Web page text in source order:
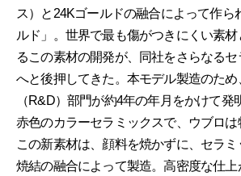
ス）と24Kゴールドの融合によって作ら
ルド」。世界で最も傷がつきにくい素
るこの素材の開発が、同社をさらなる
へと後押してきた。本モデル製造のた
（R&D）部門が約4年の年月をかけて発
赤色のカラーセラミックスで、ウブロは
この新素材は、顔料を焼かずに、セラ
焼結の融合によって製造。高密度な仕